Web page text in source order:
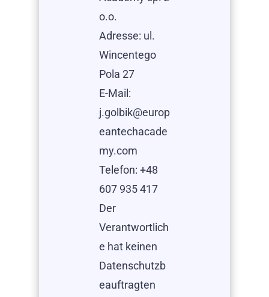
o.o.
Adresse: ul.
Wincentego
Pola 27
E-Mail:
j.golbik@europ
eantechacade
my.com
Telefon: +48
607 935 417
Der
Verantwortlich
e hat keinen
Datenschutzb
eauftragten